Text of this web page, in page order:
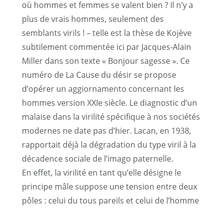
où hommes et femmes se valent bien ? Il n’y a
plus de vrais hommes, seulement des
semblants virils ! – telle est la thèse de Kojève
subtilement commentée ici par Jacques-Alain
Miller dans son texte « Bonjour sagesse ». Ce
numéro de La Cause du désir se propose
d’opérer un aggiornamento concernant les
hommes version XXIe siècle. Le diagnostic d’un
malaise dans la virilité spécifique à nos sociétés
modernes ne date pas d’hier. Lacan, en 1938,
rapportait déjà la dégradation du type viril à la
décadence sociale de l’imago paternelle.
En effet, la virilité en tant qu’elle désigne le
principe mâle suppose une tension entre deux
pôles : celui du tous pareils et celui de l’homme